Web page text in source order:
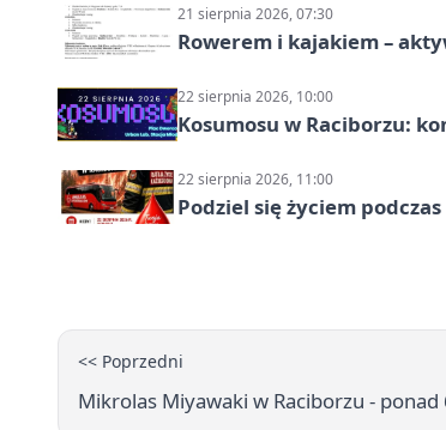
21 sierpnia 2026, 07:30
Rowerem i kajakiem –
22 sierpnia 2026, 10:00
Kosumosu w Raciborzu:
22 sierpnia 2026, 11:00
Podziel się życiem
<< Poprzedni
Mikrolas Miyawaki w Raciborzu -